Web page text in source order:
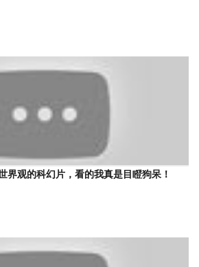
界观的科幻片，看的我真是目瞪狗呆！